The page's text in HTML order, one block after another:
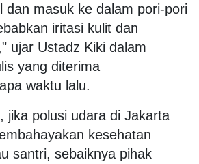
dan masuk ke dalam pori-pori
iritasi kulit dan
ujar Ustadz Kiki dalam
yang diterima
waktu lalu.
jika polusi udara di Jakarta
kesehatan
santri, sebaiknya pihak